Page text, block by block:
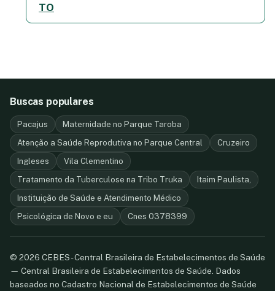
TO
Buscas populares
Pacajus
Maternidade no Parque Taroba
Atenção a Saúde Reprodutiva no Parque Central
Cruzeiro
Ingleses
Vila Clementino
Tratamento da Tuberculose na Tribo Truka
Itaim Paulista,
Instituição de Saúde e Atendimento Médico
Psicológica de Novo e eu
Cnes 0378399
© 2026 CEBES - Central Brasileira de Estabelecimentos de Saúde
— Central Brasileira de Estabelecimentos de Saúde. Dados
baseados no Cadastro Nacional de Estabelecimentos de Saúde